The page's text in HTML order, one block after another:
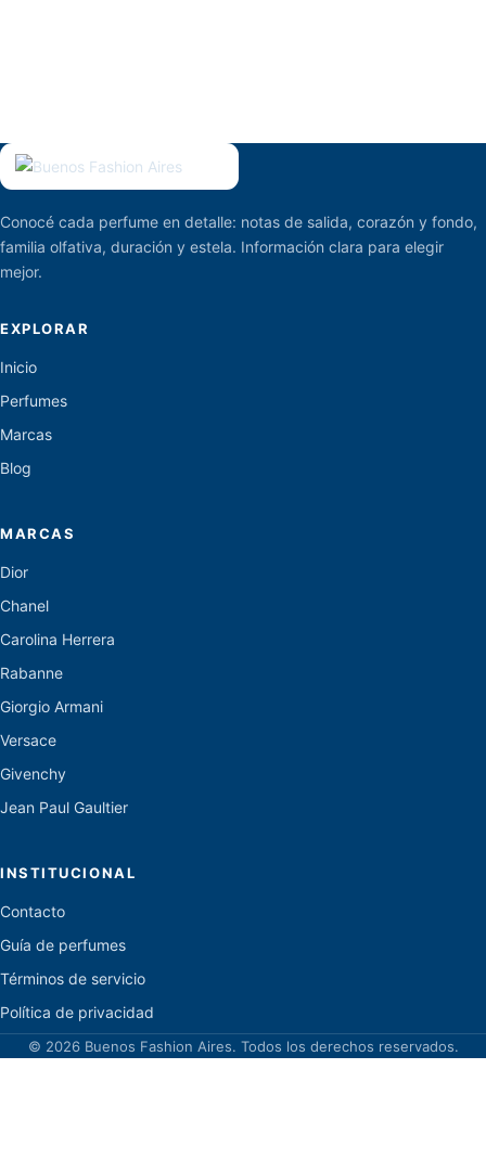
Conocé cada perfume en detalle: notas de salida, corazón y fondo,
familia olfativa, duración y estela. Información clara para elegir
mejor.
EXPLORAR
Inicio
Perfumes
Marcas
Blog
MARCAS
Dior
Chanel
Carolina Herrera
Rabanne
Giorgio Armani
Versace
Givenchy
Jean Paul Gaultier
INSTITUCIONAL
Contacto
Guía de perfumes
Términos de servicio
Política de privacidad
© 2026 Buenos Fashion Aires. Todos los derechos reservados.